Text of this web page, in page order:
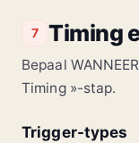
7 Timing
Bepaal
Timing »-stap.
Trigger-types